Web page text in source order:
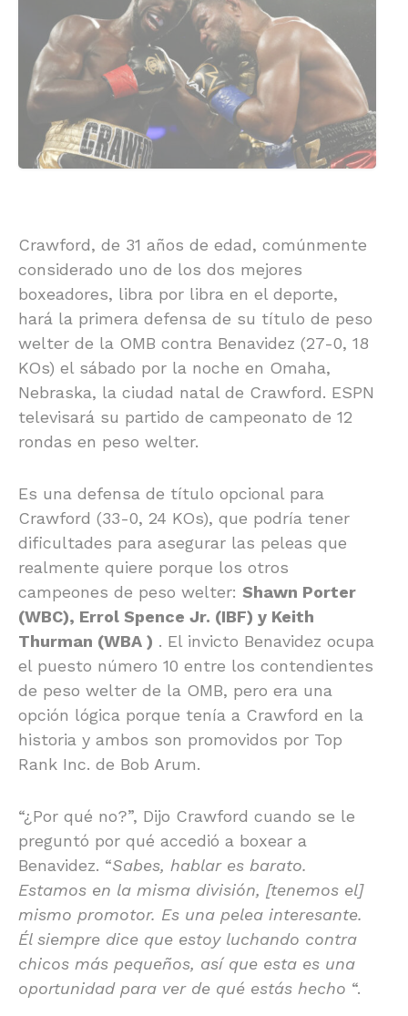
Crawford, de 31 años de edad, comúnmente
considerado uno de los dos mejores
boxeadores, libra por libra en el deporte,
hará la primera defensa de su título de peso
welter de la OMB contra Benavidez (27-0, 18
KOs) el sábado por la noche en Omaha,
Nebraska, la ciudad natal de Crawford. ESPN
televisará su partido de campeonato de 12
rondas en peso welter.
Es una defensa de título opcional para
Crawford (33-0, 24 KOs), que podría tener
dificultades para asegurar las peleas que
realmente quiere porque los otros
campeones de peso welter: Shawn Porter
(WBC), Errol Spence Jr. (IBF) y Keith
Thurman (WBA ) . El invicto Benavidez ocupa
el puesto número 10 entre los contendientes
de peso welter de la OMB, pero era una
opción lógica porque tenía a Crawford en la
historia y ambos son promovidos por Top
Rank Inc. de Bob Arum.
“¿Por qué no?”, Dijo Crawford cuando se le
preguntó por qué accedió a boxear a
Benavidez. “Sabes, hablar es barato.
Estamos en la misma división, [tenemos el]
mismo promotor. Es una pelea interesante.
Él siempre dice que estoy luchando contra
chicos más pequeños, así que esta es una
oportunidad para ver de qué estás hecho “.